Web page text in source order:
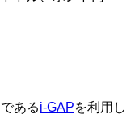
あるi-GAPを利用し